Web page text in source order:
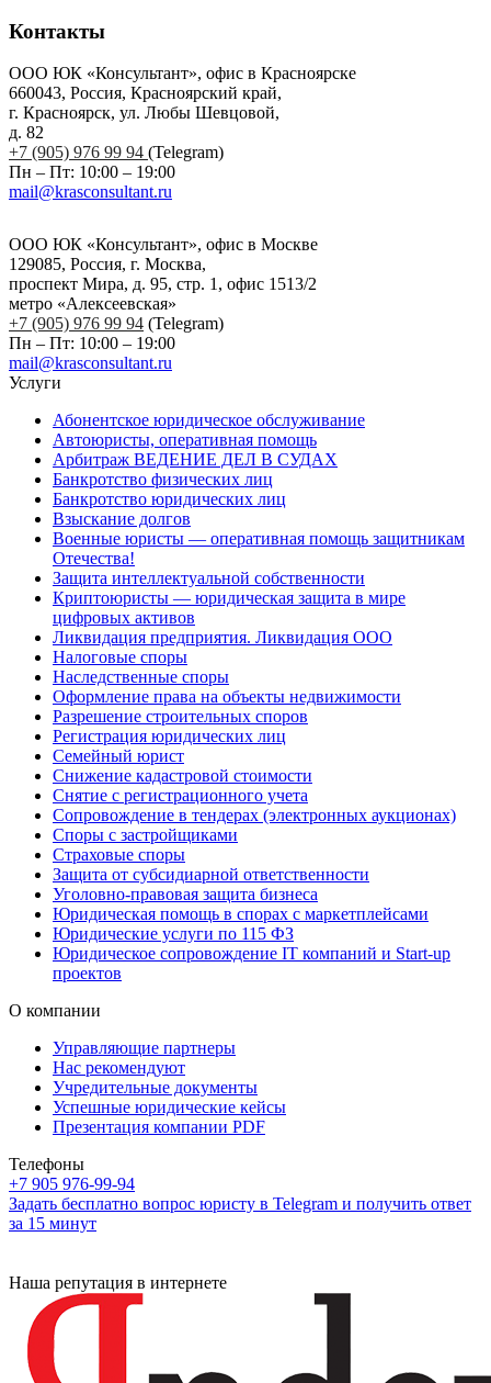
Контакты
ООО ЮК «Консультант», офис в Красноярске
660043, Россия, Красноярский край,
г. Красноярск, ул. Любы Шевцовой,
д. 82
+7 (905) 976 99 94 (Telegram)
Пн – Пт: 10:00 – 19:00
mail@krasconsultant.ru
ООО ЮК «Консультант», офис в Москве
129085, Россия, г. Москва,
проспект Мира, д. 95, стр. 1, офис 1513/2
метро «Алексеевская»
+7 (905) 976 99 94 (Telegram)
Пн – Пт: 10:00 – 19:00
mail@krasconsultant.ru
Услуги
Абонентское юридическое обслуживание
Автоюристы, оперативная помощь
Арбитраж ВЕДЕНИЕ ДЕЛ В СУДАХ
Банкротство физических лиц
Банкротство юридических лиц
Взыскание долгов
Военные юристы — оперативная помощь защитникам
Отечества!
Защита интеллектуальной собственности
Криптоюристы — юридическая защита в мире
цифровых активов
Ликвидация предприятия. Ликвидация ООО
Налоговые споры
Наследственные споры
Оформление права на объекты недвижимости
Разрешение строительных споров
Регистрация юридических лиц
Семейный юрист
Снижение кадастровой стоимости
Снятие с регистрационного учета
Сопровождение в тендерах (электронных аукционах)
Споры с застройщиками
Страховые споры
Защита от субсидиарной ответственности
Уголовно-правовая защита бизнеса
Юридическая помощь в спорах с маркетплейсами
Юридические услуги по 115 ФЗ
Юридическое сопровождение IT компаний и Start-up
проектов
О компании
Управляющие партнеры
Нас рекомендуют
Учредительные документы
Успешные юридические кейсы
Презентация компании PDF
Телефоны
+7 905 976-99-94
Задать бесплатно вопрос юристу в Telegram и получить ответ
за 15 минут
Наша репутация в интернете